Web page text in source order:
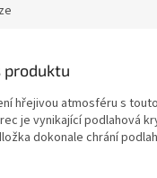
produktu
hřejivou atmosféru s
je vynikající podlahová
dokonale chrání